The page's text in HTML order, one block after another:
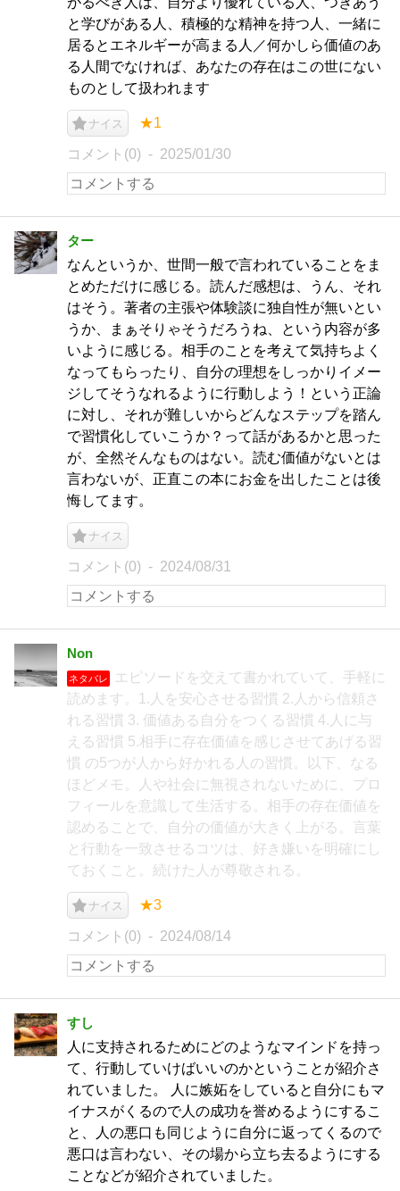
と学びがある人、積極的な精神を持つ人、一緒に
居るとエネルギーが高まる人／何かしら価値のあ
る人間でなければ、あなたの存在はこの世にない
ものとして扱われます
ナイス ★1
コメント(0) 2025/01/30
ター
なんというか、世間一般で言われていることをま
とめただけに感じる。読んだ感想は、うん、それ
はそう。著者の主張や体験談に独自性が無いとい
うか、まぁそりゃそうだろうね、という内容が多
いように感じる。相手のことを考えて気持ちよく
なってもらったり、自分の理想をしっかりイメー
ジしてそうなれるように行動しよう！という正論
に対し、それが難しいからどんなステップを踏ん
で習慣化していこうか？って話があるかと思った
が、全然そんなものはない。読む価値がないとは
言わないが、正直この本にお金を出したことは後
悔してます。
ナイス
コメント(0) 2024/08/31
Non
ネタバレ
エピソードを交えて書かれていて、手軽に
読めます。1.人を安心させる習慣 2.人から信頼さ
れる習慣 3. 価値ある自分をつくる習慣 4.人に与
える習慣 5.相手に存在価値を感じさせてあげる習
慣 の5つが人から好かれる人の習慣。以下、なる
ほどメモ。人や社会に無視されないために、プロ
フィールを意識して生活する。相手の存在価値を
認めることで、自分の価値が大きく上がる。言葉
と行動を一致させるコツは、好き嫌いを明確にし
ておくこと。続けた人が尊敬される。
ナイス ★3
コメント(0) 2024/08/14
すし
人に支持されるためにどのようなマインドを持っ
て、行動していけばいいのかということが紹介さ
れていました。 人に嫉妬をしていると自分にもマ
イナスがくるので人の成功を誉めるようにするこ
と、人の悪口も同じように自分に返ってくるので
悪口は言わない、その場から立ち去るようにする
ことなどが紹介されていました。